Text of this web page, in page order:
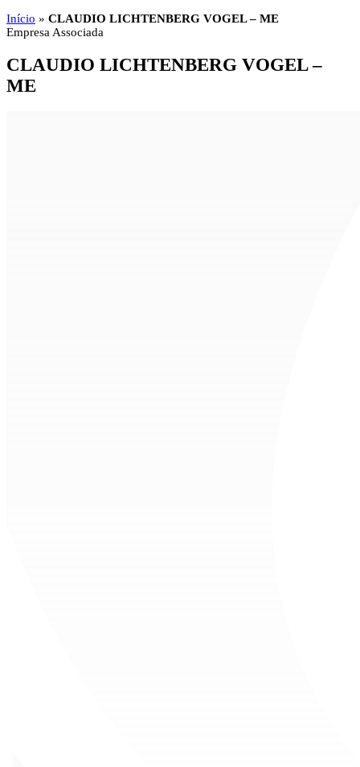
Início » CLAUDIO LICHTENBERG VOGEL – ME
Empresa Associada
CLAUDIO LICHTENBERG VOGEL –
ME